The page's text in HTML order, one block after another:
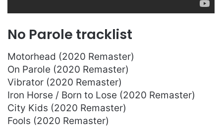
No Parole tracklist
Motorhead (2020 Remaster)
On Parole (2020 Remaster)
Vibrator (2020 Remaster)
Iron Horse / Born to Lose (2020 Remaster)
City Kids (2020 Remaster)
Fools (2020 Remaster)